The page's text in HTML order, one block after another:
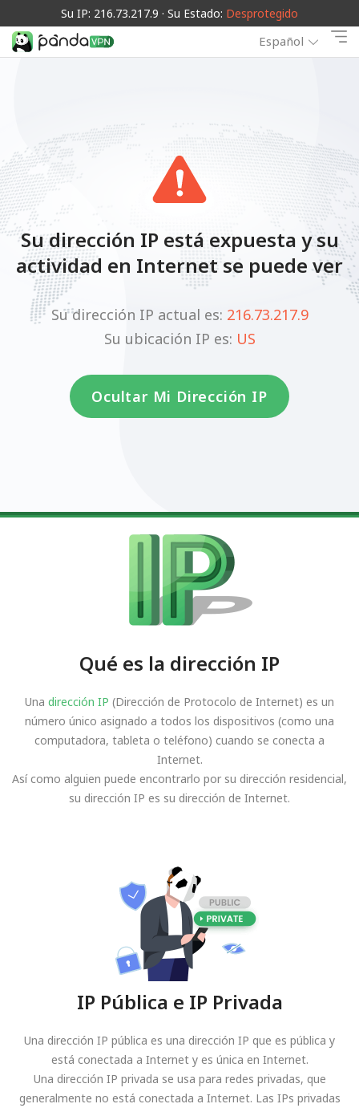
Su IP: 216.73.217.9 · Su Estado: Desprotegido
Español
Su dirección IP está expuesta y su
actividad en Internet se puede ver
Su dirección IP actual es: 216.73.217.9
Su ubicación IP es: US
Ocultar Mi Dirección IP
Qué es la dirección IP
Una dirección IP (Dirección de Protocolo de Internet) es un
número único asignado a todos los dispositivos (como una
computadora, tableta o teléfono) cuando se conecta a
Internet.
Así como alguien puede encontrarlo por su dirección residencial,
su dirección IP es su dirección de Internet.
IP Pública e IP Privada
Una dirección IP pública es una dirección IP que es pública y
está conectada a Internet y es única en Internet.
Una dirección IP privada se usa para redes privadas, que
generalmente no está conectada a Internet. Las IPs privadas